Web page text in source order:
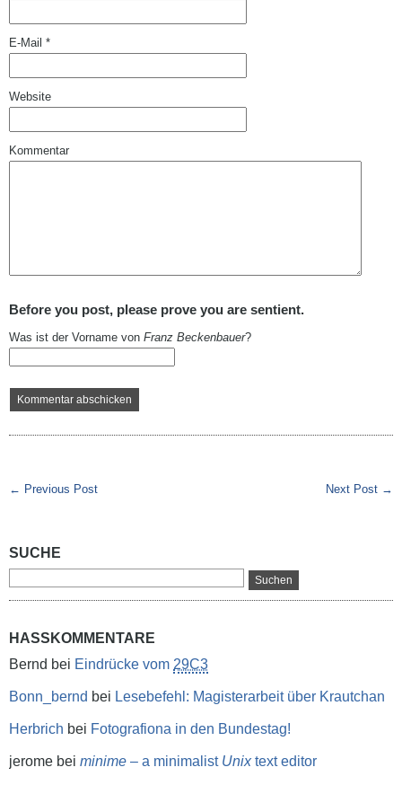
E-Mail *
Website
Kommentar
Before you post, please prove you are sentient.
Was ist der Vorname von Franz Beckenbauer?
← Previous Post Next Post →
SUCHE
HASSKOMMENTARE
Bernd bei Eindrücke vom 29C3
Bonn_bernd bei Lesebefehl: Magisterarbeit über Krautchan
Herbrich bei Fotografiona in den Bundestag!
jerome bei minime – a minimalist Unixtext editor